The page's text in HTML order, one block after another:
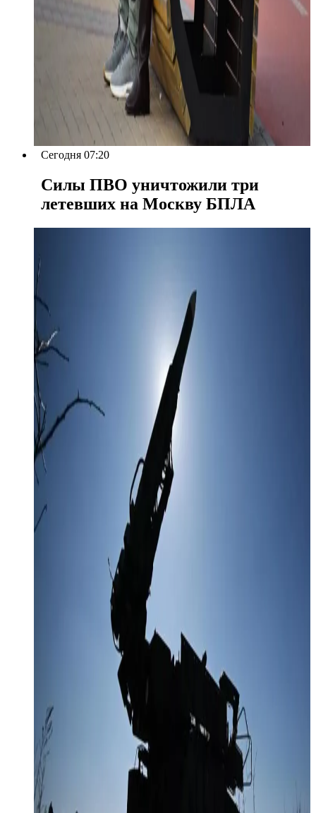
Сегодня 07:20
Силы ПВО уничтожили три
летевших на Москву БПЛА